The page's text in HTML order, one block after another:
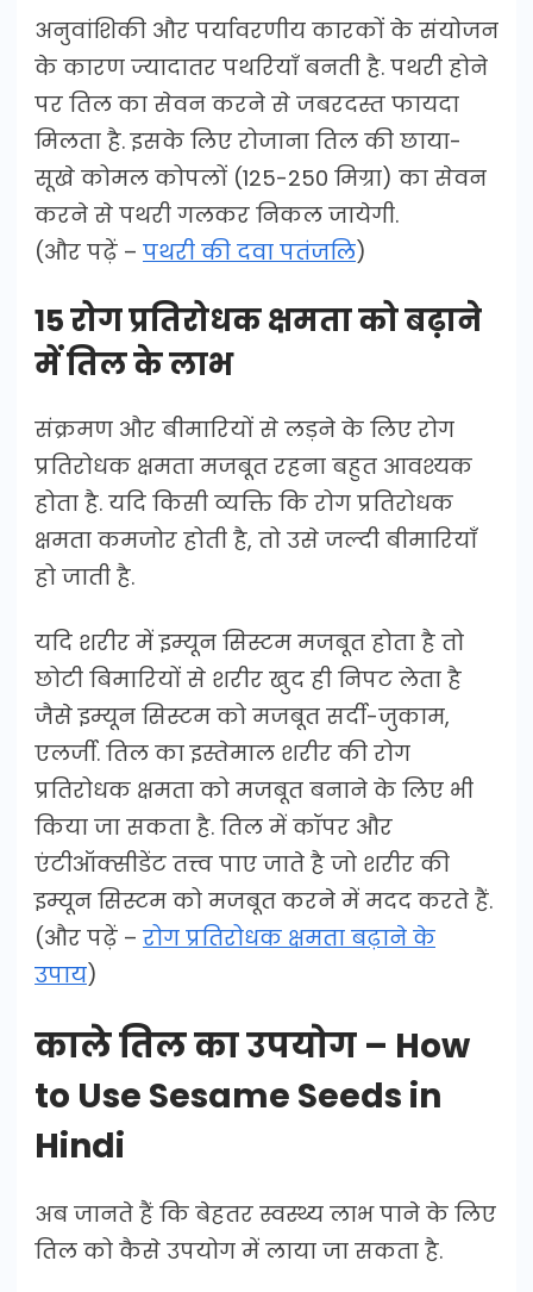
अनुवांशिकी और पर्यावरणीय कारकों के संयोजन
के कारण ज्यादातर पथरियाँ बनती है. पथरी होने
पर तिल का सेवन करने से जबरदस्त फायदा
मिलता है. इसके लिए रोजाना तिल की छाया-
सूखे कोमल कोपलों (125-250 मिग्रा) का सेवन
करने से पथरी गलकर निकल जायेगी.
(और पढ़ें – पथरी की दवा पतंजलि)
15 रोग प्रतिरोधक क्षमता को बढ़ाने
में तिल के लाभ
संक्रमण और बीमारियों से लड़ने के लिए रोग
प्रतिरोधक क्षमता मजबूत रहना बहुत आवश्यक
होता है. यदि किसी व्यक्ति कि रोग प्रतिरोधक
क्षमता कमजोर होती है, तो उसे जल्दी बीमारियाँ
हो जाती है.
यदि शरीर में इम्यून सिस्टम मजबूत होता है तो
छोटी बिमारियों से शरीर खुद ही निपट लेता है
जैसे इम्यून सिस्टम को मजबूत सर्दी-जुकाम,
एलर्जी. तिल का इस्तेमाल शरीर की रोग
प्रतिरोधक क्षमता को मजबूत बनाने के लिए भी
किया जा सकता है. तिल में कॉपर और
एंटीऑक्सीडेंट तत्त्व पाए जाते है जो शरीर की
इम्यून सिस्टम को मजबूत करने में मदद करते हैं.
(और पढ़ें – रोग प्रतिरोधक क्षमता बढ़ाने के
उपाय)
काले तिल का उपयोग – How
to Use Sesame Seeds in
Hindi
अब जानते हैं कि बेहतर स्वस्थ्य लाभ पाने के लिए
तिल को कैसे उपयोग में लाया जा सकता है.